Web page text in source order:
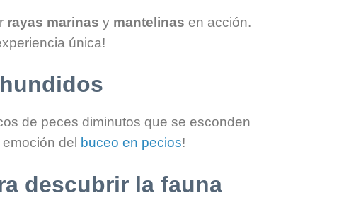
rayas marinas y mantelinas en acción.
única!
de peces diminutos que se esconden
del buceo en pecios!
descubrir la fauna